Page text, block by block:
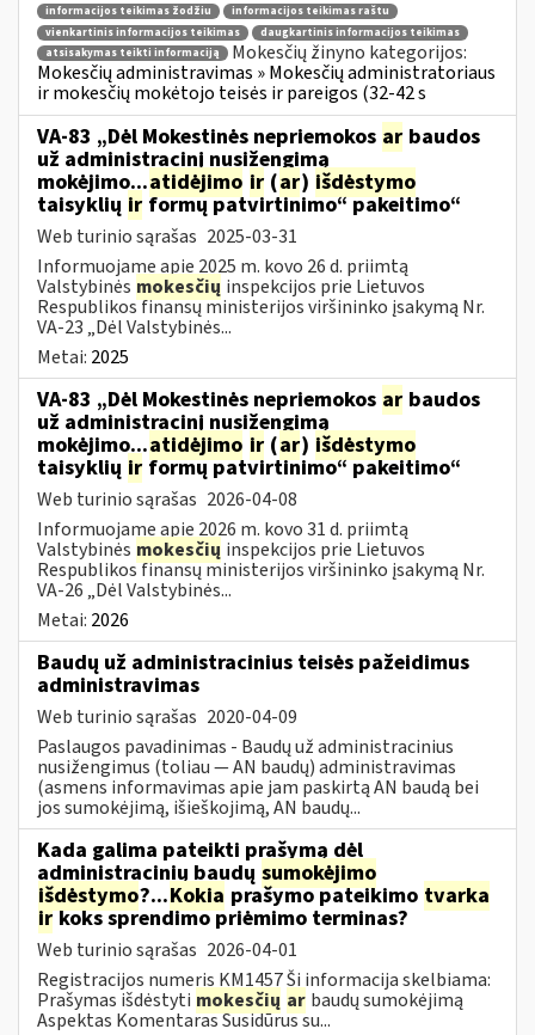
informacijos teikimas žodžiu
informacijos teikimas raštu
vienkartinis informacijos teikimas
daugkartinis informacijos teikimas
atsisakymas teikti informaciją
Mokesčių žinyno kategorijos:
Mokesčių administravimas » Mokesčių administratoriaus
ir mokesčių mokėtojo teisės ir pareigos (32-42 s
VA-83 „Dėl Mokestinės nepriemokos ar baudos
už administracinį nusižengimą
mokėjimo...atidėjimo ir (ar) išdėstymo
taisyklių ir formų patvirtinimo“ pakeitimo“
Web turinio sąrašas 2025-03-31
Informuojame apie 2025 m. kovo 26 d. priimtą
Valstybinės mokesčių inspekcijos prie Lietuvos
Respublikos finansų ministerijos viršininko įsakymą Nr.
VA-23 „Dėl Valstybinės...
Metai: 2025
VA-83 „Dėl Mokestinės nepriemokos ar baudos
už administracinį nusižengimą
mokėjimo...atidėjimo ir (ar) išdėstymo
taisyklių ir formų patvirtinimo“ pakeitimo“
Web turinio sąrašas 2026-04-08
Informuojame apie 2026 m. kovo 31 d. priimtą
Valstybinės mokesčių inspekcijos prie Lietuvos
Respublikos finansų ministerijos viršininko įsakymą Nr.
VA-26 „Dėl Valstybinės...
Metai: 2026
Baudų už administracinius teisės pažeidimus
administravimas
Web turinio sąrašas 2020-04-09
Paslaugos pavadinimas - Baudų už administracinius
nusižengimus (toliau — AN baudų) administravimas
(asmens informavimas apie jam paskirtą AN baudą bei
jos sumokėjimą, išieškojimą, AN baudų...
Kada galima pateikti prašymą dėl
administracinių baudų sumokėjimo
išdėstymo?...Kokia prašymo pateikimo tvarka
irkoks sprendimo priėmimo terminas?
Web turinio sąrašas 2026-04-01
Registracijos numeris KM1457 Ši informacija skelbiama:
Prašymas išdėstyti mokesčių ar baudų sumokėjimą
Aspektas Komentaras Susidūrus su...